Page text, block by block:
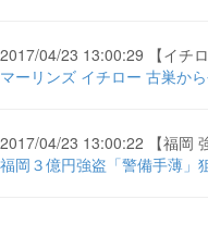
2017/04/23 13:00:29 【イチ
マーリンズ イチロー 古巣か
2017/04/23 13:00:22 【福岡
福岡３億円強盗「警備手薄」